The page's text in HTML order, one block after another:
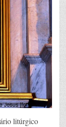
litúrgico